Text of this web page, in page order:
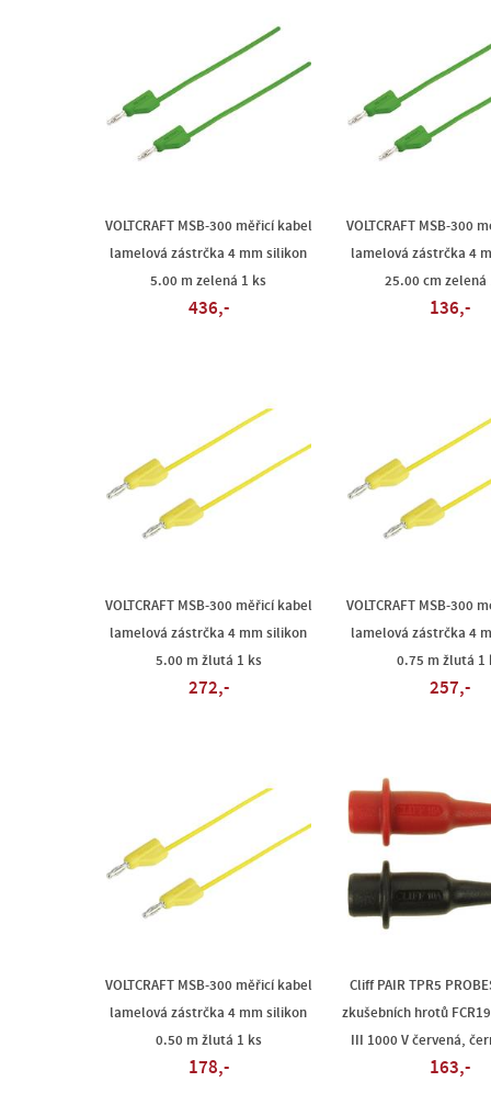
VOLTCRAFT MSB-300 měřicí kabel
lamelová zástrčka 4 mm silikon
5.00 m zelená 1 ks
436,-
VOLTCRAFT MSB-300
lamelová zástrčka 4
25.00 cm zelená
136,-
VOLTCRAFT MSB-300 měřicí kabel
lamelová zástrčka 4 mm silikon
5.00 m žlutá 1 ks
272,-
VOLTCRAFT MSB-300
lamelová zástrčka 4
0.75 m žlutá 1
257,-
VOLTCRAFT MSB-300 měřicí kabel
lamelová zástrčka 4 mm silikon
0.50 m žlutá 1 ks
178,-
Cliff PAIR TPR5
zkušebních hrotů
III 1000 V červená,
163,-